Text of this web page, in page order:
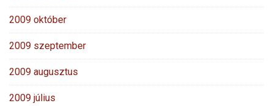
2009 október
2009 szeptember
2009 augusztus
2009 július